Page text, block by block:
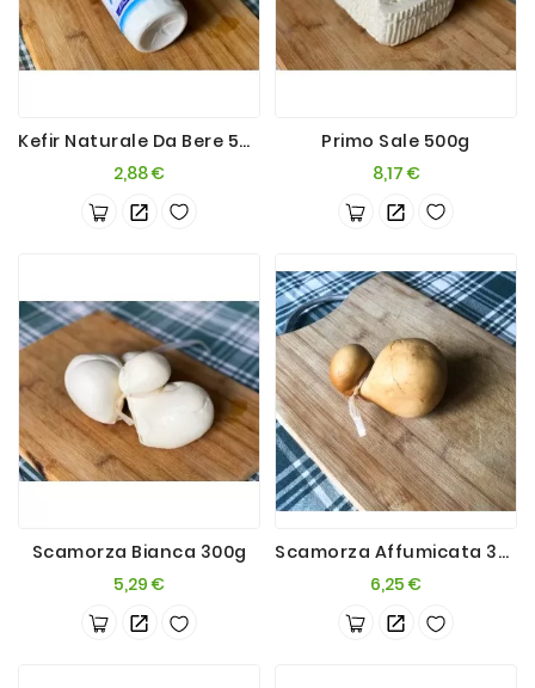
Kefir Naturale Da Bere 500ml
2,88 €Prezzo
Primo Sale 500g
8,17 €Prezzo
Scamorza Bianca 300g
5,29 €Prezzo
Scamorza Affumicata 300g
6,25 €Prezzo